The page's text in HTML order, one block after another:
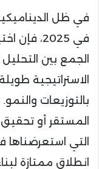
في ظل
في 2025، فإن اختيار
الجمع بين التحليل
الاستراتيجية
بالتوزيعات
المستقر أو
التي
انطلاق ممتازة